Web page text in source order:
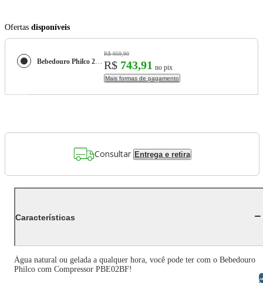
Ofertas disponíveis
Bebedouro Philco 20L Água Gelada e Natural com Compressor PBE02BF
R$ 959,90
R$ 743,91 no pix
Mais formas de pagamento
Consultar Entrega e retira
Características
Água natural ou gelada a qualquer hora, você pode ter com o Bebedouro
Philco com Compressor PBE02BF!